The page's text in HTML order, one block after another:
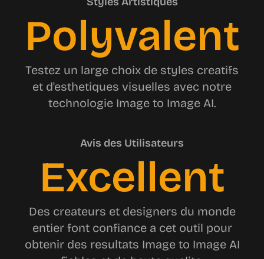
Polyvalent
Testez un large choix de styles creatifs
et d'esthetiques visuelles avec notre
technologie Image to Image AI.
Excellent
entier font confiance a cet outil pour
obtenir des resultats Image to Image AI
fiables et de haute qualite.